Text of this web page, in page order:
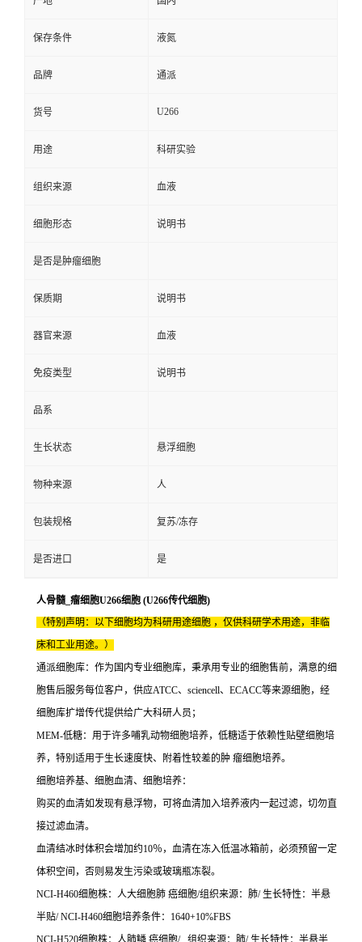
保存条件 液氮
品牌 通派
货号 U266
用途 科研实验
组织来源 血液
细胞形态 说明书
是否是肿瘤细胞
保质期 说明书
器官来源 血液
免疫类型 说明书
品系
生长状态 悬浮细胞
物种来源 人
包装规格 复苏/冻存
是否进口 是
人骨髓_瘤细胞U266细胞 (U266传代细胞)
（特别声明：以下细胞均为科研用途细胞 ，仅供科研学术用途，非临
床和工业用途。）
通派细胞库：作为国内专业细胞库，秉承用专业的细胞售前，满意的细
胞售后服务每位客户，供应ATCC、sciencell、ECACC等来源细胞，经
细胞库扩增传代提供给广大科研人员；
MEM-低糖：用于许多哺乳动物细胞培养，低糖适于依赖性贴壁细胞培
养，特别适用于生长速度快、附着性较差的肿 瘤细胞培养。
细胞培养基、细胞血清、细胞培养：
购买的血清如发现有悬浮物，可将血清加入培养液内一起过滤，切勿直
接过滤血清。
血清结冰时体积会增加约10％，血清在冻入低温冰箱前，必须预留一定
体积空间，否则易发生污染或玻璃瓶冻裂。
NCI-H460细胞株：人大细胞肺 癌细胞/组织来源：肺/ 生长特性：半悬
半贴/ NCI-H460细胞培养条件：1640+10%FBS
NCI-H520细胞株：人肺鳞 癌细胞/ 组织来源：肺/ 生长特性：半悬半